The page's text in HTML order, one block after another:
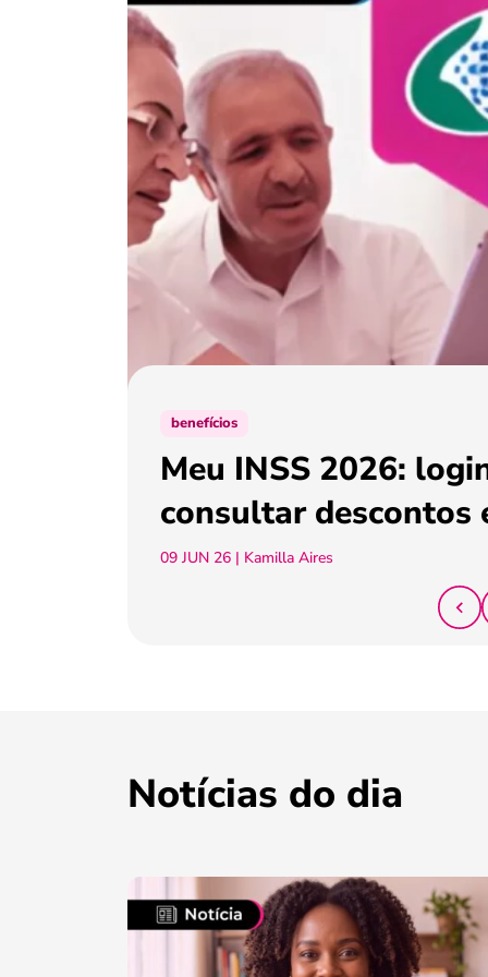
benefícios
Meu INSS 2026:
consultar descontos
09 JUN 26 | Kamilla Aires
Notícias do dia